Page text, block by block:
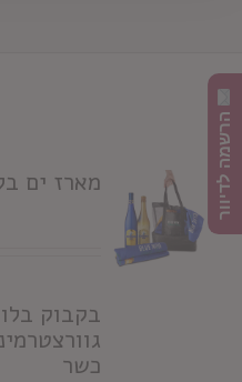
מארז ים
בקבוק
כשר
הרשמה לדיוור